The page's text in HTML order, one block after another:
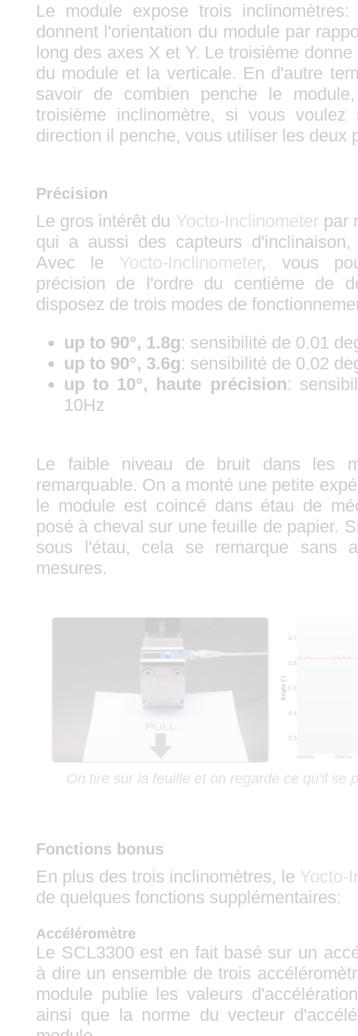
Le module expose trois
donnent l'orientation du module par
long des axes X et Y. Le troisième
du module et la verticale. En d'autre
savoir de combien penche le
troisième inclinomètre, si vous voulez
direction il penche, vous utiliser les deux
Précision
Le gros intérêt du Yocto-Inclinometerpar
qui a aussi des capteurs
Avec le Yocto-Inclinometer, vous
précision de l'ordre du centième de
disposez de trois modes de
up to 90°, 1.8g: sensibilité de 0.01
up to 90°, 3.6g: sensibilité de 0.02
up to 10°, haute précision:
10Hz
Le faible niveau de bruit dans les
remarquable. On a monté une petite
le module est coincé dans étau de
posé à cheval sur une feuille de papier.
sous l'étau, cela se remarque sans
mesures.
On tire sur la feuille et on regarde ce qu'il se
Fonctions bonus
En plus des trois inclinomètres, le Yocto-
de quelques fonctions supplémentaires:
Accéléromètre
Le SCL3300 est en fait basé sur un
à dire un ensemble de trois
module publie les valeurs
ainsi que la norme du vecteur